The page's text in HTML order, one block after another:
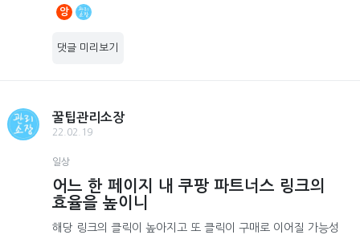
앙
댓글 미리보기
꿀팁관리소장
22.02.19
일상
어느 한 페이지 내 쿠팡 파트너스 링크의
효율을 높이니
해당 링크의 클릭이 높아지고 또 클릭이 구매로 이어질 가능성